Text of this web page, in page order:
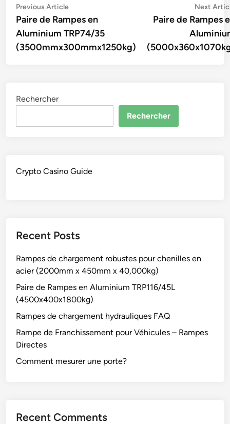
Navigation
de
l’article
Previous ArticlePrevious
article:
Paire de Rampes en
Aluminium TRP74/35
(3500mmx300mmx1250kg)
Next
Paire de Rampes
Rechercher
Rechercher
Crypto Casino Guide
Recent Posts
Rampes de chargement robustes pour chenilles en
acier (2000mm x 450mm x 40,000kg)
Paire de Rampes en Aluminium TRP116/45L
(4500x400x1800kg)
Rampes de chargement hydrauliques FAQ
Rampe de Franchissement pour Véhicules – Rampes
Directes
Comment mesurer une porte?
Recent Comments